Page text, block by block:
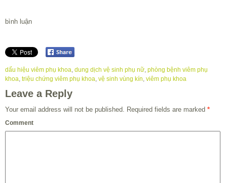
bình luận
dấu hiệu viêm phụ khoa dung dịch vệ sinh phụ nữ phòng bệnh viêm phụ
khoa triệu chứng viêm phụ khoa vệ sinh vùng kín viêm phụ khoa
Leave a Reply
Your email address will not be published. Required fields are marked *
Comment